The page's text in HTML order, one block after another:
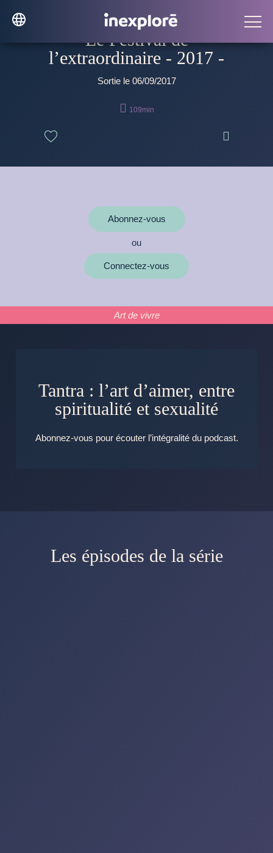
Le Festival de
l’extraordinaire - 2017 -
Sortie le 06/09/2017
 109min

Abonnez-vous
ou
Connectez-vous
Art de vivre
Tantra : l’art d’aimer, entre
spiritualité et sexualité
Abonnez-vous pour écouter l’intégralité du podcast.
Les épisodes de la série